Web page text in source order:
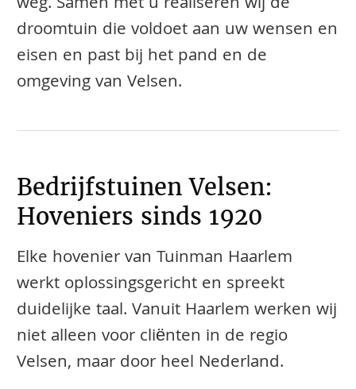
droomtuin die voldoet aan uw wensen en
eisen en past bij het pand en de
omgeving van Velsen.
Bedrijfstuinen Velsen:
Hoveniers sinds 1920
Elke hovenier van Tuinman Haarlem
werkt oplossingsgericht en spreekt
duidelijke taal. Vanuit Haarlem werken wij
niet alleen voor cliënten in de regio
Velsen, maar door heel Nederland.